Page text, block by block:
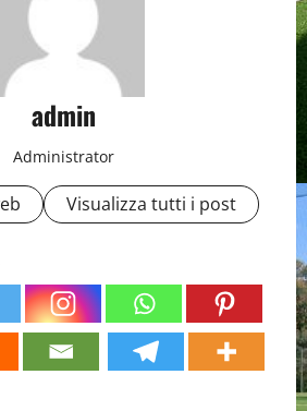
admin
Administrator
Visualizza tutti i post